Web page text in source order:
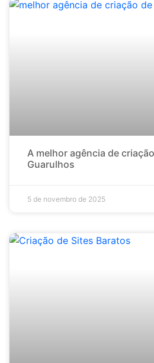
A melhor agência de
Guarulhos
5 de novembro de 2025